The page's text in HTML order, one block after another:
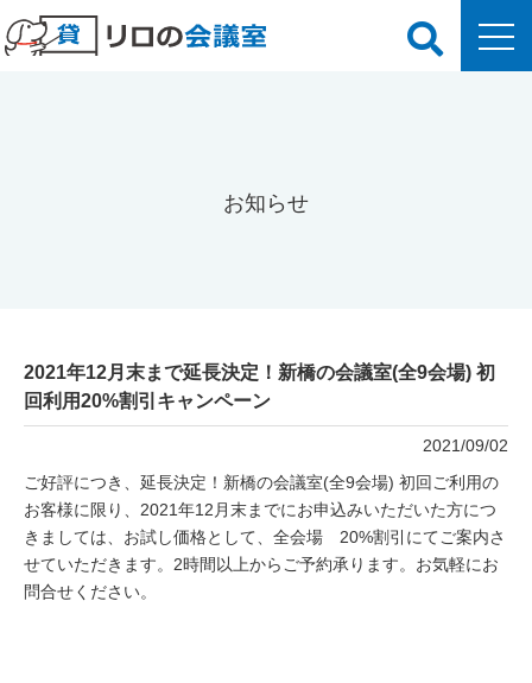
お知らせ
2021年12月末まで延長決定！新橋の会議室(全9会場) 初
回利用20%割引キャンペーン
2021/09/02
ご好評につき、延長決定！新橋の会議室(全9会場) 初回ご利用の
お客様に限り、2021年12月末までにお申込みいただいた方につ
きましては、お試し価格として、全会場 20%割引にてご案内さ
せていただきます。2時間以上からご予約承ります。お気軽にお
問合せください。